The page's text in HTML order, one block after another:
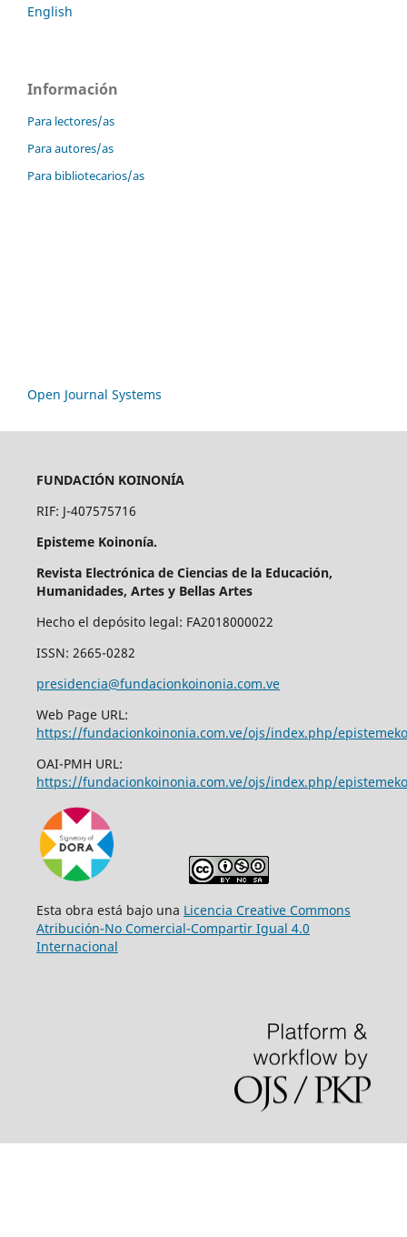
English
Información
Para lectores/as
Para autores/as
Para bibliotecarios/as
Open Journal Systems
FUNDACIÓN KOINONÍA
RIF: J-407575716
Episteme Koinonía.
Revista Electrónica de Ciencias de la Educación,
Humanidades, Artes y Bellas Artes
Hecho el depósito legal: FA2018000022
ISSN: 2665-0282
presidencia@fundacionkoinonia.com.ve
Web Page URL:
https://fundacionkoinonia.com.ve/ojs/index.php/
OAI-PMH URL:
https://fundacionkoinonia.com.ve/ojs/index.php/
Esta obra está bajo una Licencia Creative Commons
Atribución-No Comercial-Compartir Igual 4.0
Internacional